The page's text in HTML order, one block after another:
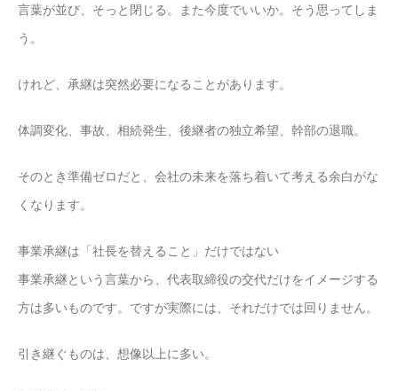
言葉が並び、そっと閉じる。また今度でいいか。そう思ってしま
う。
けれど、承継は突然必要になることがあります。
体調変化、事故、相続発生、後継者の独立希望、幹部の退職。
そのとき準備ゼロだと、会社の未来を落ち着いて考える余白がな
くなります。
事業承継は「社長を替えること」だけではない
事業承継という言葉から、代表取締役の交代だけをイメージする
方は多いものです。ですが実際には、それだけでは回りません。
引き継ぐものは、想像以上に多い。